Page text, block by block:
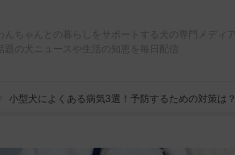
わんちゃんとの暮らしをサポートする犬の専門メディア
話題の犬ニュースや生活の知恵を毎日配信
小型犬によくある病気3選！予防するための対策は？